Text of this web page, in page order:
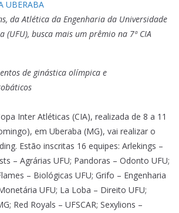
da Atlética da Engenharia da Universidade
(UFU), busca mais um prêmio na 7ª CIA
de ginástica olímpica e
Inter Atléticas (CIA), realizada de 8 a 11
em Uberaba (MG), vai realizar o
Estão inscritas 16 equipes: Arlekings –
– Agrárias UFU; Pandoras – Odonto UFU;
– Biológicas UFU; Grifo – Engenharia
UFU; La Loba – Direito UFU;
Red Royals – UFSCAR; Sexylions –